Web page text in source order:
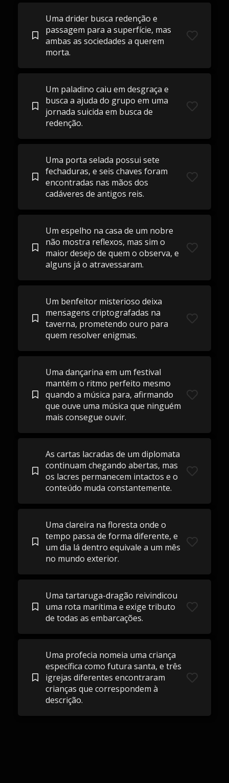
Uma drider busca redenção e
passagem para a superfície, mas
ambas as sociedades a querem
morta.
Um paladino caiu em desgraça e
busca a ajuda do grupo em uma
jornada suicida em busca de
redenção.
Uma porta selada possui sete
fechaduras, e seis chaves foram
encontradas nas mãos dos
cadáveres de antigos reis.
Um espelho na casa de um nobre
não mostra reflexos, mas sim o
maior desejo de quem o observa, e
alguns já o atravessaram.
Um benfeitor misterioso deixa
mensagens criptografadas na
taverna, prometendo ouro para
quem resolver enigmas.
Uma dançarina em um festival
mantém o ritmo perfeito mesmo
quando a música para, afirmando
que ouve uma música que ninguém
mais consegue ouvir.
As cartas lacradas de um diplomata
continuam chegando abertas, mas
os lacres permanecem intactos e o
conteúdo muda constantemente.
Uma clareira na floresta onde o
tempo passa de forma diferente, e
um dia lá dentro equivale a um mês
no mundo exterior.
Uma tartaruga-dragão reivindicou
uma rota marítima e exige tributo
de todas as embarcações.
Uma profecia nomeia uma criança
específica como futura santa, e três
igrejas diferentes encontraram
crianças que correspondem à
descrição.